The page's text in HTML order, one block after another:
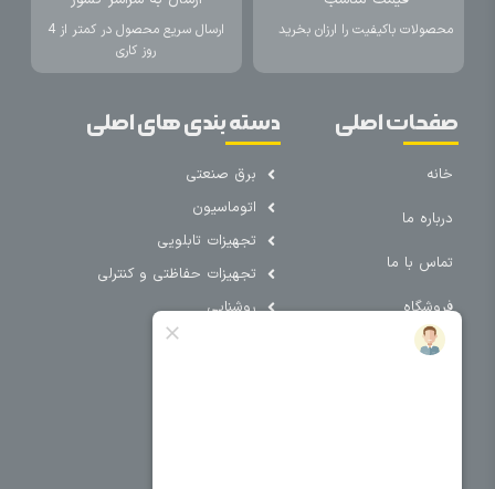
محصولات باکیفیت را ارزان بخرید
ارسال سریع محصول در کمتر از 4
روز کاری
صفحات اصلی
خانه
درباره ما
تماس با ما
فروشگاه
دسته بندی های اصلی
برق صنعتی
اتوماسیون
تجهیزات تابلویی
تجهیزات حفاظتی و کنترلی
روشنایی